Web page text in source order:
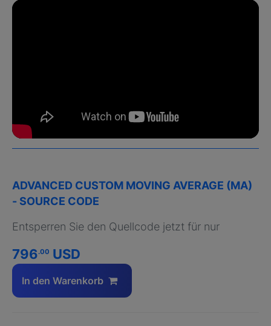
ADVANCED CUSTOM MOVING AVERAGE (MA)
- SOURCE CODE
Entsperren Sie den Quellcode jetzt für nur
796.00 USD
In den Warenkorb